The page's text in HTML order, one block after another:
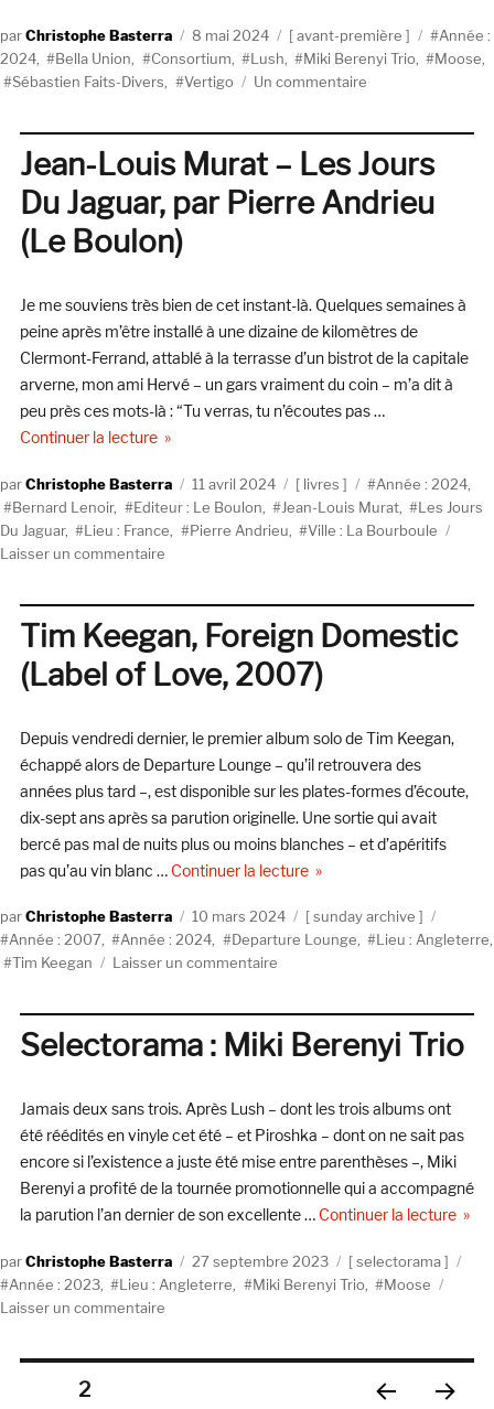
AuteurChristophe Basterra
Publié
le
8 mai 2024 Catégories
avant-première
Année :
2024
Bella Union Consortium Lush Miki Berenyi Trio Moose
Sébastien Faits-Divers
Vertigo Un commentairesur
:
Vertigo
de
Miki
vidéo
Jean-Louis Murat – Les Jours
Du Jaguar, par Pierre Andrieu
(Le Boulon)
Je me souviens très bien de cet instant-là. Quelques semaines à
peine après m’être installé à une dizaine de kilomètres de
Clermont-Ferrand, attablé à la terrasse d’un bistrot de la capitale
arverne, mon ami Hervé – un gars vraiment du coin – m’a dit à
peu près ces mots-là : “Tu verras, tu n’écoutes pas …
Continuer la lecturede « Jean-Louis Murat – Les Jours Du Jaguar,
AuteurChristophe Basterra
Publié
le
11 avril 2024 Catégories
livres Étiquettes
Année : 2024
Bernard Lenoir, Editeur : Le Boulon Jean-Louis Murat,
Les Jours
Du Jaguar, Lieu : France Pierre Andrieu
Ville : La Bourboule
Laisser un commentaire
–
Les
Jours
Jaguar,
par
Pierre
(Le
Boulon)
Tim Keegan, Foreign Domestic
(Label of Love, 2007)
Depuis vendredi dernier, le premier album solo de Tim Keegan,
échappé alors de Departure Lounge – qu’il retrouvera des
années plus tard –, est disponible sur les plates-formes d’écoute,
dix-sept ans après sa parution originelle. Une sortie qui avait
bercé pas mal de nuits plus ou moins blanches – et d’apéritifs
pas qu’au vin blanc … Continuer la lecturede « Tim Keegan, Foreign
AuteurChristophe Basterra
Publié
le
10 mars 2024 Catégories
sunday archive
Année : 2007
Année : 2024 Departure Lounge Lieu : Angleterre
Tim Keegan
Laisser un commentaire
Foreign
Domestic
of
2007)
Selectorama : Miki Berenyi Trio
Jamais deux sans trois. Après Lush – dont les trois albums ont
été réédités en vinyle cet été – et Piroshka – dont on ne sait pas
encore si l’existence a juste été mise entre parenthèses –, Miki
Berenyi a profité de la tournée promotionnelle qui a accompagné
la parution l’an dernier de son excellente … Continuer la lecturede «
AuteurChristophe Basterra
Publié
le
27 septembre 2023 Catégories
selectorama
Année : 2023
Lieu : Angleterre Miki Berenyi Trio
Moose
Laisser un commentaire
Pagination
PAGE2